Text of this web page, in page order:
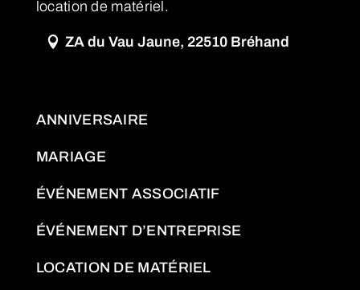
location de matériel.
ZA du Vau Jaune, 22510 Bréhand
ANNIVERSAIRE
MARIAGE
ÉVÉNEMENT ASSOCIATIF
ÉVÉNEMENT D’ENTREPRISE
LOCATION DE MATÉRIEL